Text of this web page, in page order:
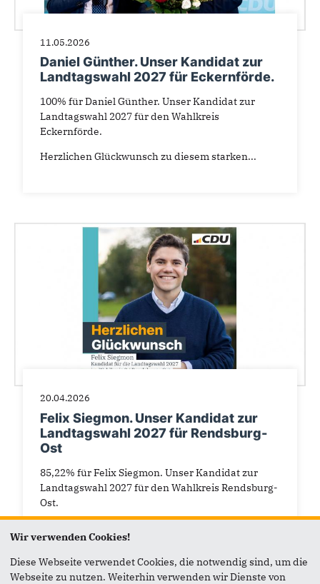
11.05.2026
Daniel Günther. Unser Kandidat zur
Landtagswahl 2027 für Eckernförde.
100% für Daniel Günther. Unser Kandidat zur
Landtagswahl 2027 für den Wahlkreis
Eckernförde.
Herzlichen Glückwunsch zu diesem starken...
20.04.2026
Felix Siegmon. Unser Kandidat zur
Landtagswahl 2027 für Rendsburg-
Ost
85,22% für Felix Siegmon. Unser Kandidat zur
Landtagswahl 2027 für den Wahlkreis Rendsburg-
Ost.
Wir verwenden Cookies!
Diese Webseite verwendet Cookies, die notwendig sind, um die
Webseite zu nutzen. Weiterhin verwenden wir Dienste von